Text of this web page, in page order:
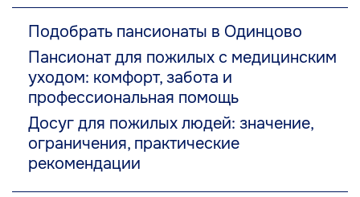
Подобрать пансионаты в Одинцово
Пансионат для пожилых с медицинским
уходом: комфорт, забота и
профессиональная помощь
Досуг для пожилых людей: значение,
ограничения, практические
рекомендации